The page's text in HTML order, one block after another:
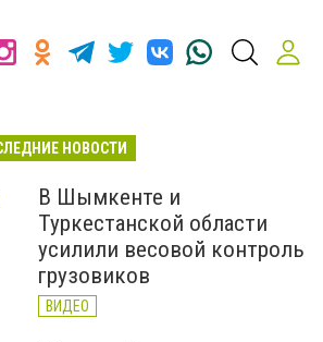
НОВОСТИ
В Шымкенте и
Туркестанской области
усилили весовой контроль
грузовиков
ВИДЕО